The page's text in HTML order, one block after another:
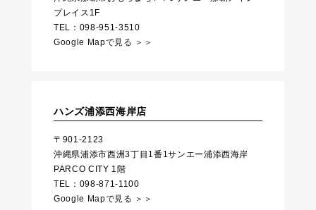
プレイス1F
TEL：098-951-3510
Google Mapで見る ＞＞
ハンズ浦添西海岸店
〒901-2123
沖縄県浦添市西洲3丁目1番1サンエー浦添西海岸
PARCO CITY 1階
TEL：098-871-1100
Google Mapで見る ＞＞